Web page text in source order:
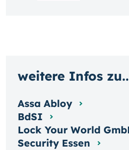
weitere Infos
Assa Abloy
BdSI
Lock Your World
Security Essen